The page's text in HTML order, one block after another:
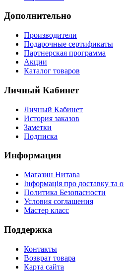
Дополнительно
Производители
Подарочные сертификаты
Партнерская программа
Акции
Каталог товаров
Личный Кабинет
Личный Кабинет
История заказов
Заметки
Подписка
Информация
Магазин Нитава
Інформація про доставку та
Политика Безопасности
Условия соглашения
Мастер класс
Поддержка
Контакты
Возврат товара
Карта сайта